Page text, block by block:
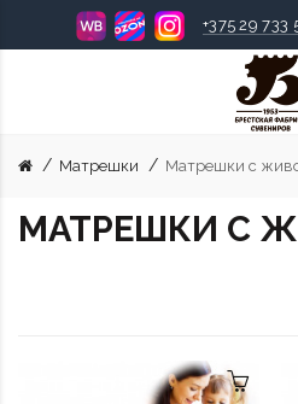
+375 29 733
Матрешки Матрешки с
МАТРЕШКИ С